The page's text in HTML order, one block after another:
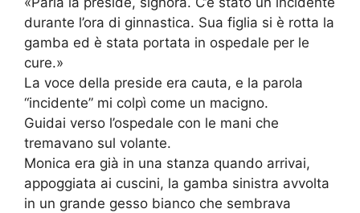
durante l’ora di ginnastica. Sua figlia si è rotta la
gamba ed è stata portata in ospedale per le
cure.»
La voce della preside era cauta, e la parola
“incidente” mi colpì come un macigno.
Guidai verso l’ospedale con le mani che
tremavano sul volante.
Monica era già in una stanza quando arrivai,
appoggiata ai cuscini, la gamba sinistra avvolta
in un grande gesso bianco che sembrava